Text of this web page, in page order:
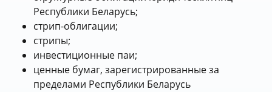
Республики Беларусь;
стрип-облигации;
стрипы;
инвестиционные паи;
ценные бумаг, зарегистрированные за
пределами Республики Беларусь